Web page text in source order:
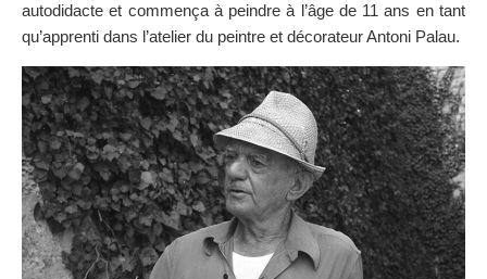
SUR LA CARTE
Arrivez toujours à destination
autodidacte et commença à peindre à l’âge de 11 ans en tant
qu’apprenti dans l’atelier du peintre et décorateur Antoni Palau.